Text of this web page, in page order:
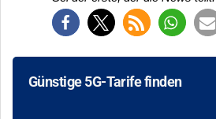
Günstige 5G-Tarife finden